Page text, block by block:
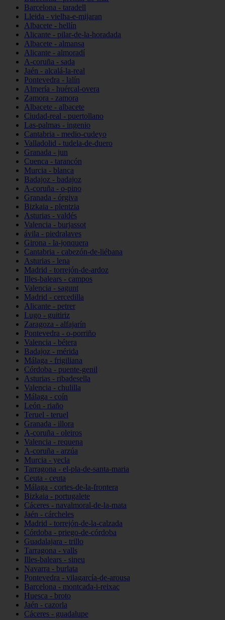
Barcelona - taradell
Lleida - vielha-e-mijaran
Albacete - hellín
Alicante - pilar-de-la-horadada
Albacete - almansa
Alicante - almoradí
A-coruña - sada
Jaén - alcalá-la-real
Pontevedra - lalín
Almería - huércal-overa
Zamora - zamora
Albacete - albacete
Ciudad-real - puertollano
Las-palmas - ingenio
Cantabria - medio-cudeyo
Valladolid - tudela-de-duero
Granada - jun
Cuenca - tarancón
Murcia - blanca
Badajoz - badajoz
A-coruña - o-pino
Granada - órgiva
Bizkaia - plentzia
Asturias - valdés
Valencia - burjassot
ávila - piedralaves
Girona - la-jonquera
Cantabria - cabezón-de-liébana
Asturias - lena
Madrid - torrejón-de-ardoz
Illes-balears - campos
Valencia - sagunt
Madrid - cercedilla
Alicante - petrer
Lugo - guitiriz
Zaragoza - alfajarín
Pontevedra - o-porriño
Valencia - bétera
Badajoz - mérida
Málaga - frigiliana
Córdoba - puente-genil
Asturias - ribadesella
Valencia - chulilla
Málaga - coín
León - riaño
Teruel - teruel
Granada - illora
A-coruña - oleiros
Valencia - requena
A-coruña - arzúa
Murcia - yecla
Tarragona - el-pla-de-santa-maria
Ceuta - ceuta
Málaga - cortes-de-la-frontera
Bizkaia - portugalete
Cáceres - navalmoral-de-la-mata
Jaén - cárcheles
Madrid - torrejón-de-la-calzada
Córdoba - priego-de-córdoba
Guadalajara - trillo
Tarragona - valls
Illes-balears - sineu
Navarra - burlata
Pontevedra - vilagarcía-de-arousa
Barcelona - montcada-i-reixac
Huesca - broto
Jaén - cazorla
Cáceres - guadalupe